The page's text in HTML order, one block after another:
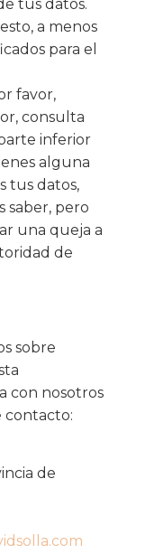
tus datos.
a menos
para el
favor,
consulta
inferior
alguna
tus datos,
saber, pero
una queja a
de
sobre
con nosotros
contacto:
de